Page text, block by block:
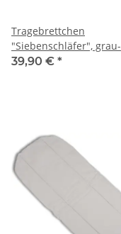
Tragebrettchen
"Siebenschläfer", grau-
meliert
39,90 € *